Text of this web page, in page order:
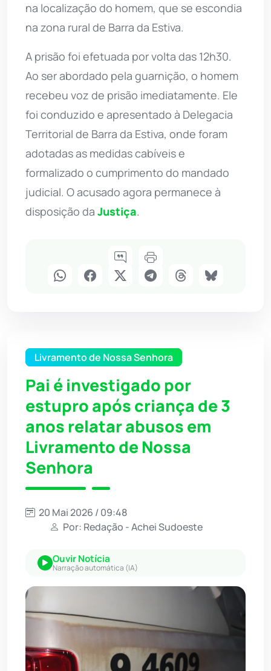
na localização do homem, que se escondia
na zona rural de Barra da Estiva.
A prisão foi efetuada por volta das 12h30.
Ao ser abordado pela guarnição, o homem
recebeu voz de prisão imediatamente. Ele
foi conduzido e apresentado à Delegacia
Territorial de Barra da Estiva, onde foram
adotadas as medidas cabíveis e
formalizado o cumprimento do mandado
judicial. O acusado agora permanece à
disposição da Justiça.
Livramento de Nossa Senhora
Pai é investigado por
estupro após criança de 3
anos relatar abusos em
Livramento de Nossa
Senhora
20 Mai 2026 / 09:48
Por: Redação - Achei Sudoeste
Ouvir Notícia
Narração automática (IA)